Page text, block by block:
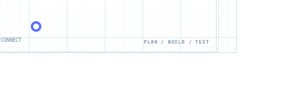
PLAN / BUILD / TEST